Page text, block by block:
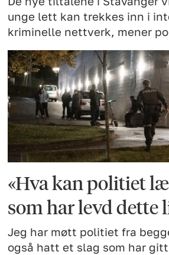
unge lett kan trekkes inn i
kriminelle nettverk, mener
«Hva kan politiet
som har levd dette
Jeg har møtt politiet fra
også hatt et slag som har